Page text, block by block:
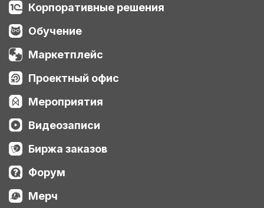
Корпоративные решения
Обучение
Маркетплейс
Проектный офис
Мероприятия
Видеозаписи
Биржа заказов
Форум
Мерч